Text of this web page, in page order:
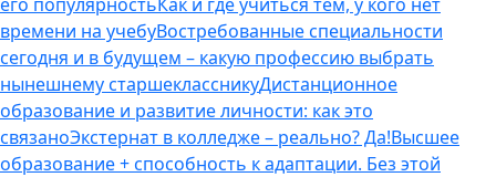
времени на учебуВостребованные специальности
сегодня и в будущем – какую профессию выбрать
нынешнему старшеклассникуДистанционное
образование и развитие личности: как это
связаноЭкстернат в колледже – реально? Да!Высшее
образование + способность к адаптации. Без этой